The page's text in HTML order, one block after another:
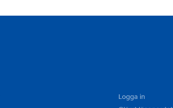
Logga in